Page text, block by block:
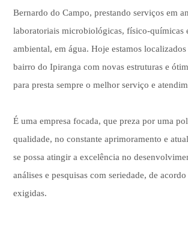
Bernardo do Campo, prestando serviços em
laboratoriais microbiológicas, físico-químicas
ambiental, em água. Hoje estamos
bairro do Ipiranga com novas estruturas e
para presta sempre o melhor serviço e
É uma empresa focada, que preza por uma
qualidade, no constante aprimoramento e
se possa atingir a excelência no
análises e pesquisas com seriedade, de
exigidas.